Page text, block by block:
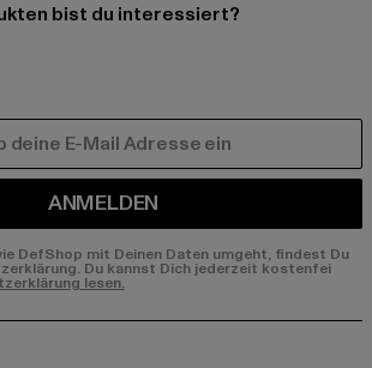
bist du interessiert?
ANMELDEN
DefShop mit Deinen Daten umgeht, findest Du
Du kannst Dich jederzeit kostenfei
lesen.